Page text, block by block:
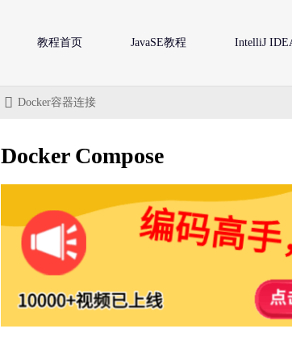
教程首页 JavaSE教程 IntelliJ
Docker容器连接
Docker Compose